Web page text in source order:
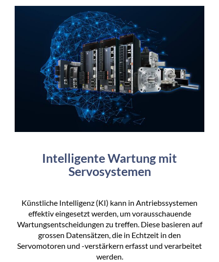
Intelligente Wartung mit
Servosystemen
Künstliche Intelligenz (KI) kann in Antriebssystemen
effektiv eingesetzt werden, um vorausschauende
Wartungsentscheidungen zu treffen. Diese basieren auf
grossen Datensätzen, die in Echtzeit in den
Servomotoren und -verstärkern erfasst und verarbeitet
werden.